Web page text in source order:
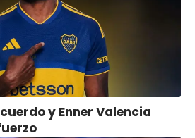
y Enner Valencia